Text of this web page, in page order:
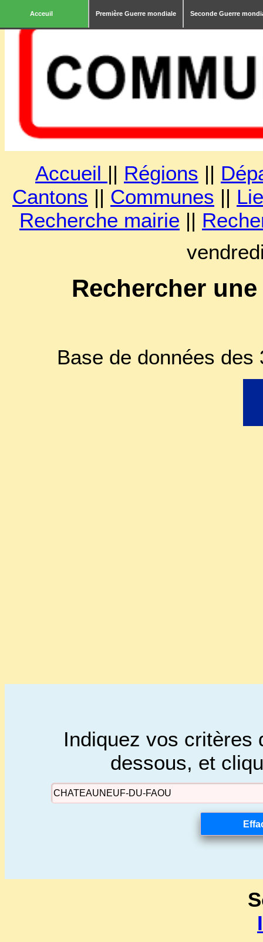
Acceuil Première Guerre mondiale Seconde Guerre
Accueil || Régions ||
Cantons || Communes ||
Recherche mairie ||
Rechercher
Base de données
Indiquez vos critères
dessous, et